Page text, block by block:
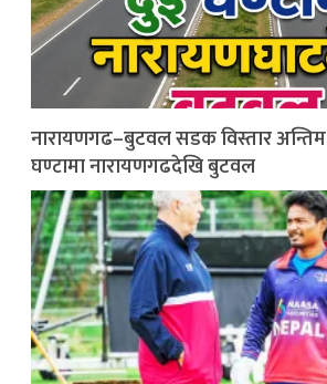
नारायणगढ–बुटवल सडक विस्तार
घण्टामा नारायणगढदेखि बुटवल